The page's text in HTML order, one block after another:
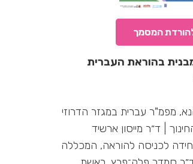
המסמך
בהוראת העברית
מפמ"ר עברית במגזר הדרוזי
| ד״ר מייסון ארשיד
לכניסה להוראה, המכללה